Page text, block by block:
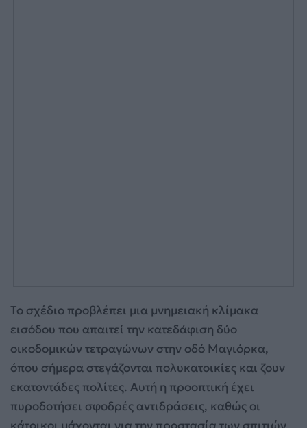
Το σχέδιο προβλέπει μια μνημειακή κλίμακα
εισόδου που απαιτεί την κατεδάφιση δύο
οικοδομικών τετραγώνων στην οδό Μαγιόρκα,
όπου σήμερα στεγάζονται πολυκατοικίες και ζουν
εκατοντάδες πολίτες. Αυτή η προοπτική έχει
πυροδοτήσει σφοδρές αντιδράσεις, καθώς οι
κάτοικοι μάχονται για την προστασία των σπιτιών